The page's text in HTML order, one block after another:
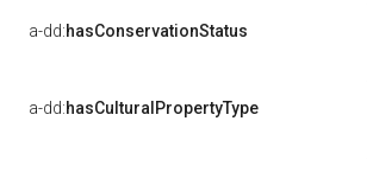
a-dd:hasConservationStatus
a-dd:hasCulturalPropertyType